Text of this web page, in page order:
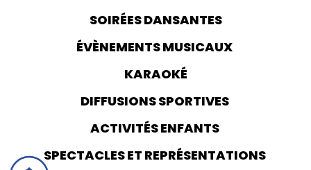
SOIRÉES DANSANTES
ÉVÈNEMENTS MUSICAUX
KARAOKÉ
DIFFUSIONS SPORTIVES
ACTIVITÉS ENFANTS
SPECTACLES ET REPRÉSENTATIONS